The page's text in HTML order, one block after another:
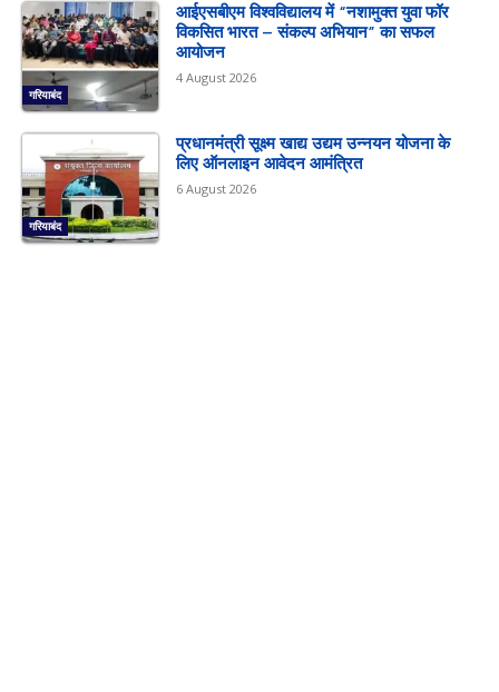
गरियाबंद
आईएसबीएम विश्वविद्यालय में “नशामुक्त युवा फॉर
विकसित भारत – संकल्प अभियान” का सफल
आयोजन
4 August 2026
गरियाबंद
प्रधानमंत्री सूक्ष्म खाद्य उद्यम उन्नयन योजना के
लिए ऑनलाइन आवेदन आमंत्रित
6 August 2026